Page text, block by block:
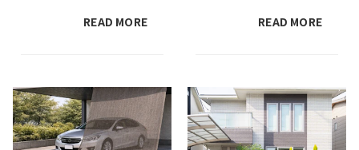
READ MORE READ MORE